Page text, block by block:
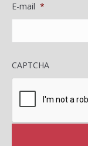
E-mail *
CAPTCHA